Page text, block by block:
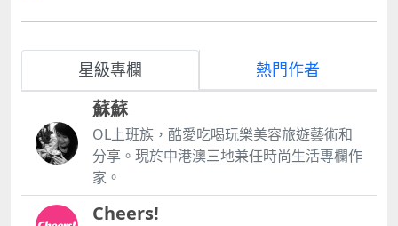
星級專欄 熱門作者
蘇蘇
OL上班族，酷愛吃喝玩樂美容旅遊藝術和
分享。現於中港澳三地兼任時尚生活專欄作
家。
Cheers!